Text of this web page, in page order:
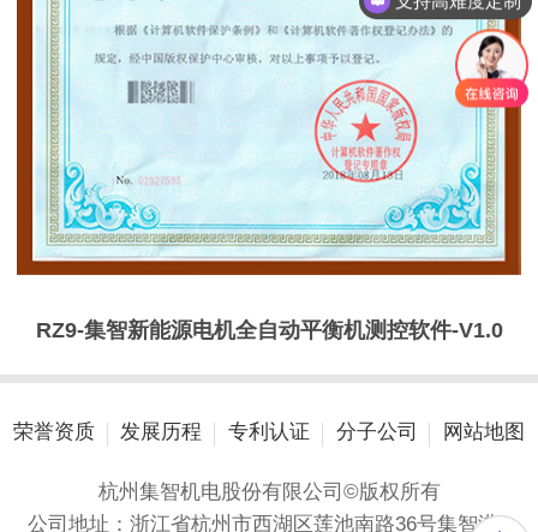
RZ9-集智新能源电机全自动平衡机测控软件-V1.0
荣誉资质 发展历程 专利认证 分子公司 网站地图
杭州集智机电股份有限公司©版权所有
公司地址：浙江省杭州市西湖区莲池南路36号集智港A
咨询：18069873023